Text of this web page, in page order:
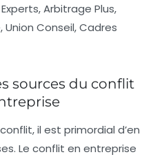
Arbitrage Plus,
Union Conseil, Cadres
sources du conflit
il est primordial d’en
Le conflit en entreprise